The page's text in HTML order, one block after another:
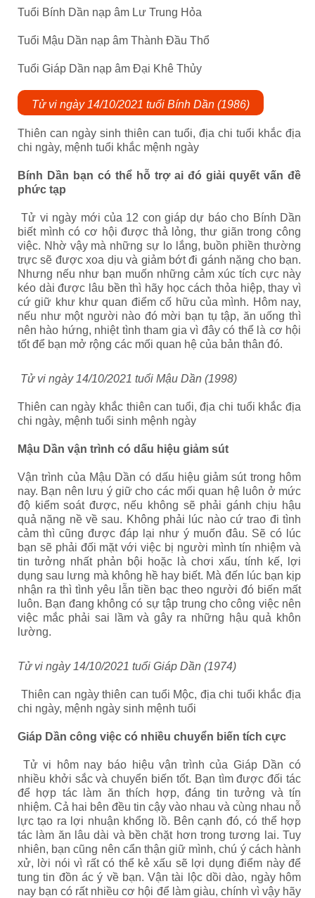
Tuổi Bính Dần nạp âm Lư Trung Hỏa
Tuổi Mậu Dần nạp âm Thành Đầu Thổ
Tuổi Giáp Dần nạp âm Đại Khê Thủy
Tử vi ngày 14/10/2021 tuổi Bính Dần (1986)
Thiên can ngày sinh thiên can tuổi, địa chi tuổi khắc địa
chi ngày, mệnh tuổi khắc mệnh ngày
Bính Dần bạn có thể hỗ trợ ai đó giải quyết vấn đề
phức tạp
Tử vi ngày mới của 12 con giáp dự báo cho Bính Dần
biết mình có cơ hội được thả lỏng, thư giãn trong công
việc. Nhờ vậy mà những sự lo lắng, buồn phiền thường
trực sẽ được xoa dịu và giảm bớt đi gánh nặng cho bạn.
Nhưng nếu như bạn muốn những cảm xúc tích cực này
kéo dài được lâu bền thì hãy học cách thỏa hiệp, thay vì
cứ giữ khư khư quan điểm cố hữu của mình. Hôm nay,
nếu như một người nào đó mời bạn tụ tập, ăn uống thì
nên hào hứng, nhiệt tình tham gia vì đây có thể là cơ hội
tốt để bạn mở rộng các mối quan hệ của bản thân đó.
Tử vi ngày 14/10/2021 tuổi Mậu Dần (1998)
Thiên can ngày khắc thiên can tuổi, địa chi tuổi khắc địa
chi ngày, mệnh tuổi sinh mệnh ngày
Mậu Dần vận trình có dấu hiệu giảm sút
Vận trình của Mậu Dần có dấu hiệu giảm sút trong hôm
nay. Bạn nên lưu ý giữ cho các mối quan hệ luôn ở mức
độ kiểm soát được, nếu không sẽ phải gánh chịu hậu
quả nặng nề về sau. Không phải lúc nào cứ trao đi tình
cảm thì cũng được đáp lại như ý muốn đâu. Sẽ có lúc
bạn sẽ phải đối mặt với việc bị người mình tín nhiệm và
tin tưởng nhất phản bội hoặc là chơi xấu, tính kế, lợi
dụng sau lưng mà không hề hay biết. Mà đến lúc bạn kịp
nhận ra thì tình yêu lẫn tiền bạc theo người đó biến mất
luôn. Bạn đang không có sự tập trung cho công việc nên
việc mắc phải sai lầm và gây ra những hậu quả khôn
lường.
Tử vi ngày 14/10/2021 tuổi Giáp Dần (1974)
Thiên can ngày thiên can tuổi Mộc, địa chi tuổi khắc địa
chi ngày, mệnh ngày sinh mệnh tuổi
Giáp Dần công việc có nhiều chuyển biến tích cực
Tử vi hôm nay báo hiệu vận trình của Giáp Dần có
nhiều khởi sắc và chuyển biến tốt. Bạn tìm được đối tác
để hợp tác làm ăn thích hợp, đáng tin tưởng và tín
nhiệm. Cả hai bên đều tin cậy vào nhau và cùng nhau nỗ
lực tạo ra lợi nhuận khổng lồ. Bên cạnh đó, có thể hợp
tác làm ăn lâu dài và bền chặt hơn trong tương lai. Tuy
nhiên, bạn cũng nên cẩn thận giữ mình, chú ý cách hành
xử, lời nói vì rất có thể kẻ xấu sẽ lợi dụng điểm này để
tung tin đồn ác ý về bạn. Vận tài lộc dồi dào, ngày hôm
nay bạn có rất nhiều cơ hội để làm giàu, chính vì vậy hãy